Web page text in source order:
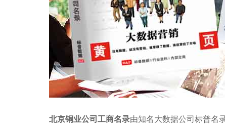
北京铜业公司工商名录由知名大数据公司标普名